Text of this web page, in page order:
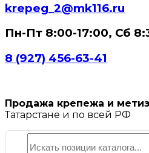
krepeg_2@mk116.ru
Пн-Пт 8:00-17:00, Сб
8 (927) 456-63-41
Продажа крепежа и
Татарстане и по всей РФ